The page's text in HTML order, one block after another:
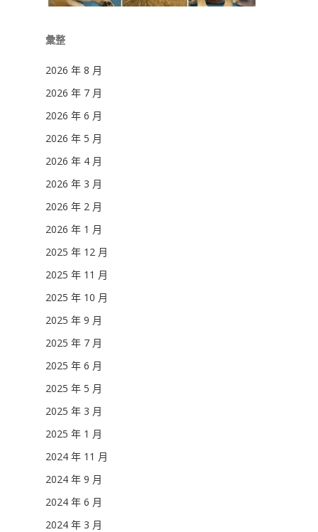
彙整
2026 年 8 月
2026 年 7 月
2026 年 6 月
2026 年 5 月
2026 年 4 月
2026 年 3 月
2026 年 2 月
2026 年 1 月
2025 年 12 月
2025 年 11 月
2025 年 10 月
2025 年 9 月
2025 年 7 月
2025 年 6 月
2025 年 5 月
2025 年 3 月
2025 年 1 月
2024 年 11 月
2024 年 9 月
2024 年 6 月
2024 年 3 月